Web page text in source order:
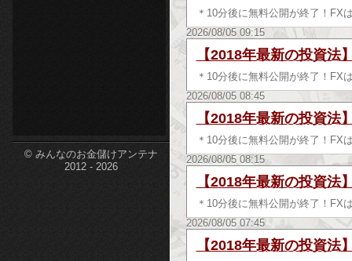
© みんなのお金儲けアンテナ
2012 - 2026
＊10分後に無料公開が終了！FX
2026/08/05 09:15
【2018年最新の投資
＊10分後に無料公開が終了！FX
2026/08/05 08:45
【2018年最新の投資
＊10分後に無料公開が終了！FX
2026/08/05 08:15
【2018年最新の投資
＊10分後に無料公開が終了！FX
2026/08/05 07:45
【2018年最新の投資